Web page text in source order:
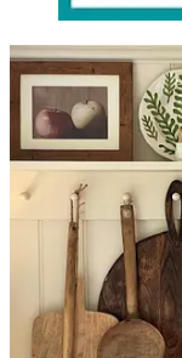
Nos sentamos un rato
detalles verde oliva.
Anita nos lo
conmacraméy
Menú Plus